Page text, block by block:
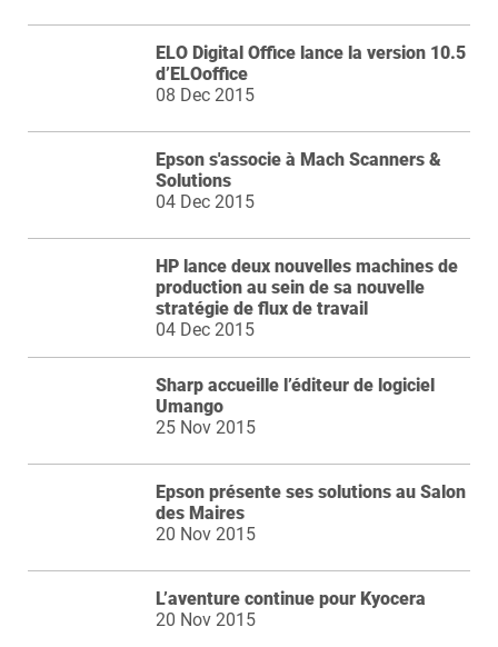
ELO Digital Office lance la version 10.5
d’ELOoffice
08 Dec 2015
Epson s'associe à Mach Scanners &
Solutions
04 Dec 2015
HP lance deux nouvelles machines de
production au sein de sa nouvelle
stratégie de flux de travail
04 Dec 2015
Sharp accueille l’éditeur de logiciel
Umango
25 Nov 2015
Epson présente ses solutions au Salon
des Maires
20 Nov 2015
L’aventure continue pour Kyocera
20 Nov 2015